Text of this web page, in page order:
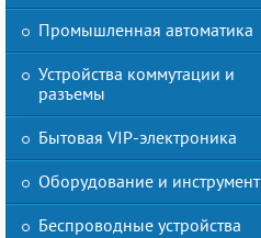
Промышленная автоматика
Устройства коммутации и
разъемы
Бытовая VIP-электроника
Оборудование и инструмент
Беспроводные устройства